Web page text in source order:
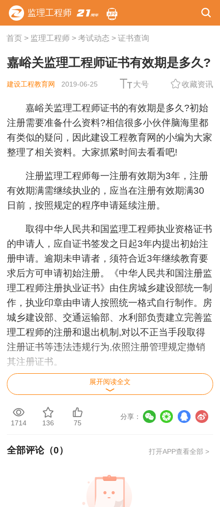
监理工程师
首页> 监理工程师> 考试动态 > 证书查询
嘉峪关监理工程师证书有效期是多久?
建设工程教育网 2019-06-25 大号 收藏资讯
嘉峪关监理工程师证书的有效期是多久?初始
注册需要准备什么资料?相信很多小伙伴脑海里都
有类似的疑问，因此建设工程教育网的小编为大家
整理了相关资料。大家抓紧时间去看看吧!
注册监理工程师每一注册有效期为3年，注册
有效期满需继续执业的，应当在注册有效期满30
日前，按照规定的程序申请延续注册。
取得中华人民共和国监理工程师执业资格证书
的申请人，应自证书签发之日起3年内提出初始注
册申请。逾期未申请者，须符合近3年继续教育要
求后方可申请初始注册。《中华人民共和国注册监
理工程师注册执业证书》由住房城乡建设部统一制
作，执业印章由申请人按照统一格式自行制作。房
城乡建设部、交通运输部、水利部负责建立完善监
理工程师的注册和退出机制,对以不正当手段取得
注册证书等违法违规行为,依照注册管理规定撒销
其注册证书。
申请初始注册需在网上提交下列材料：
(1)本人填写的《中华人民共和国注册监理工
程师初始注册申请表》;
(2)由社会保险机构出具的近一个月在聘用单
(3)本人近期一寸彩色免冠证件照扫描件。
展开阅读全文
1714 136 75
分享：
全部评论（0） 打开APP查看全部 >